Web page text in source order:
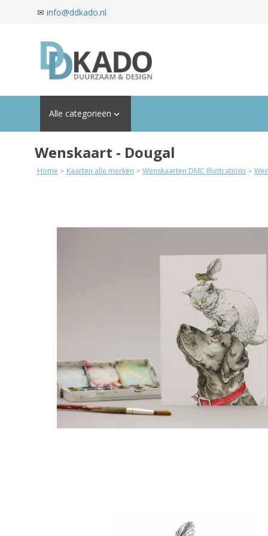
✉ info@ddkado.nl
Alle categorieën 
Wenskaart - Dougal
Home > Kaarten alle merken > Wenskaarten DMC Illustrations >